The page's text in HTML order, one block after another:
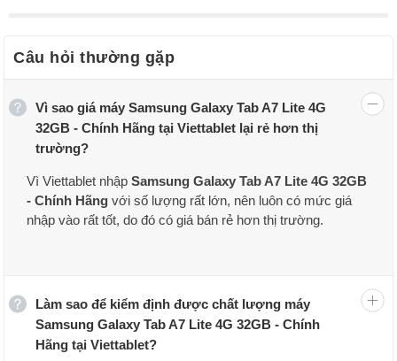
Về thiết kế,Galaxy Tab A7 Litecó phong cách thiết kế nhỏ gọn
thanh mảnh,mặt lưng và khung máyđược hoàn thiện bằng
loại cao cấp, chắc chắn.
Câu hỏi thường gặp
Vì sao giá máy Samsung Galaxy Tab A7 Lite 4G
32GB - Chính Hãng tại Viettablet lại rẻ hơn thị
trường?
Vì Viettablet nhậpSamsung Galaxy Tab A7 Lite 4G 32GB
- Chính Hãng với số lượng rất lớn, nên luôn có mức giá
nhập vào rất tốt, do đó có giá bán rẻ hơn thị trường.
Làm sao để kiểm định được chất lượng máy
Samsung Galaxy Tab A7 Lite 4G 32GB - Chính
Hãng tại Viettablet?